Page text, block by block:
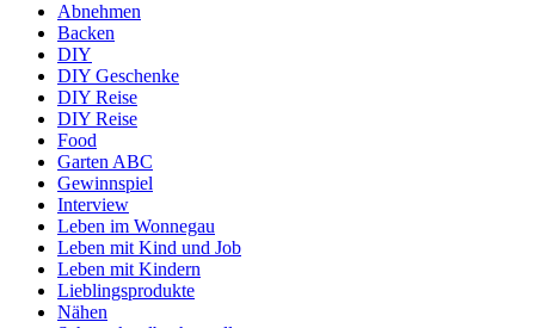
Abnehmen
Backen
DIY
DIY Geschenke
DIY Reise
DIY Reise
Food
Garten ABC
Gewinnspiel
Interview
Leben im Wonnegau
Leben mit Kind und Job
Leben mit Kindern
Lieblingsprodukte
Nähen